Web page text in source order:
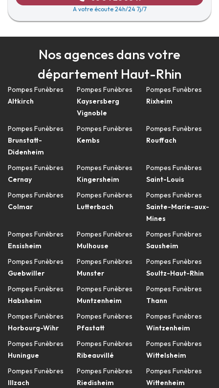
A votre écoute 24h/24 7j/7
Nos agences dans votre
département Haut-Rhin
Pompes Funèbres
Altkirch
Pompes Funèbres
Brunstatt-
Didenheim
Pompes Funèbres
Cernay
Pompes Funèbres
Colmar
Pompes Funèbres
Ensisheim
Pompes Funèbres
Guebwiller
Pompes Funèbres
Habsheim
Pompes Funèbres
Horbourg-Wihr
Pompes Funèbres
Huningue
Pompes Funèbres
Illzach
Pompes Funèbres
Kaysersberg
Vignoble
Pompes Funèbres
Kembs
Pompes Funèbres
Kingersheim
Pompes Funèbres
Lutterbach
Pompes Funèbres
Mulhouse
Pompes Funèbres
Munster
Pompes Funèbres
Muntzenheim
Pompes Funèbres
Pfastatt
Pompes Funèbres
Ribeauvillé
Pompes Funèbres
Riedisheim
Pompes Funèbres
Rixheim
Pompes Funèbres
Rouffach
Pompes Funèbres
Saint-Louis
Pompes Funèbres
Sainte-Marie-aux-
Mines
Pompes Funèbres
Sausheim
Pompes Funèbres
Soultz-Haut-Rhin
Pompes Funèbres
Thann
Pompes Funèbres
Wintzenheim
Pompes Funèbres
Wittelsheim
Pompes Funèbres
Wittenheim